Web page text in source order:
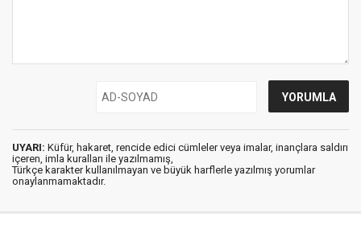
UYARI: Küfür, hakaret, rencide edici cümleler veya imalar, inançlara saldırı
içeren, imla kuralları ile yazılmamış,
Türkçe karakter kullanılmayan ve büyük harflerle yazılmış yorumlar
onaylanmamaktadır.